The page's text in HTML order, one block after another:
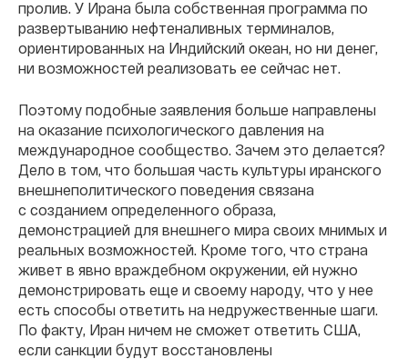
пролив. У Ирана была собственная программа по
развертыванию нефтеналивных терминалов,
ориентированных на Индийский океан, но ни денег,
ни возможностей реализовать ее сейчас нет.
Поэтому подобные заявления больше направлены
на оказание психологического давления на
международное сообщество. Зачем это делается?
Дело в том, что большая часть культуры иранского
внешнеполитического поведения связана
с созданием определенного образа,
демонстрацией для внешнего мира своих мнимых и
реальных возможностей. Кроме того, что страна
живет в явно враждебном окружении, ей нужно
демонстрировать еще и своему народу, что у нее
есть способы ответить на недружественные шаги.
По факту, Иран ничем не сможет ответить США,
если санкции будут восстановлены